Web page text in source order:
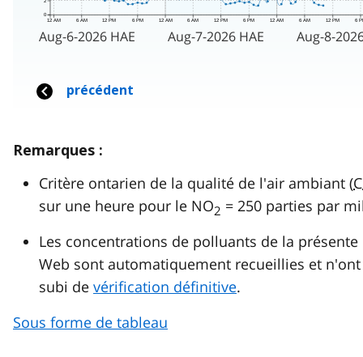
Remarques :
Critère ontarien de la qualité de l'air ambiant (
sur une heure pour le NO2 = 250 parties par
Les concentrations de polluants de la présente
Web sont automatiquement recueillies et
subi de vérification définitive.
Sous forme de tableau